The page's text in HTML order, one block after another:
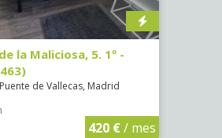
la Maliciosa, 5. 1º -
de Vallecas, Madrid
420 €/ mes